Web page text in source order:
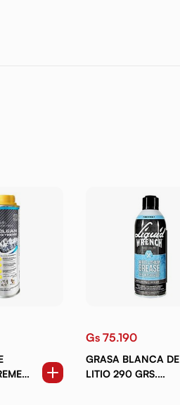
Gs 75.190
GRASA BLANCA DE
LITIO 290 GRS.